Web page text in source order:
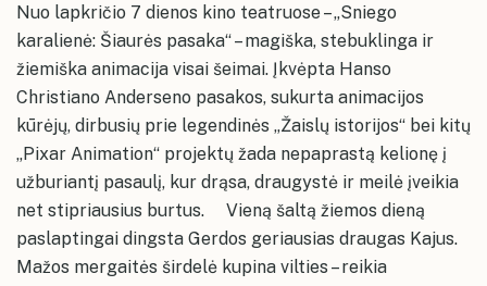
Alkiškių kultūros namai
Kultūros centro meno mėgėjų
kolektyvų repeticijų grafikai
Karjera
Įstaigos vadovas ir struktūra
erdvės
Akmenės kultūros namų erdvės
Ventos kultūros namų erdvės
Papilės kultūros namų erdvės
Kruopių kultūros namų erdvės
Alkiškių kultūros namų erdvės
Klykolių kultūros namų erdvės
Dažniausiai užduodami klausimai
Konsultavimasis su visuomene
Naujosios Akmenės kultūros rūmai
Akmenės kultūros namai
Ventos kultūros namai
Papilės kultūros namai
Kruopių kultūros namai
Alkiškių kultūros namai
Nuo lapkričio 7 dienos kino teatruose – „Sniego
karalienė: Šiaurės pasaka“ – magiška, stebuklinga ir
žiemiška animacija visai šeimai. Įkvėpta Hanso
Christiano Anderseno pasakos, sukurta animacijos
kūrėjų, dirbusių prie legendinės „Žaislų istorijos“ bei kitų
„Pixar Animation“ projektų žada nepaprastą kelionę į
užburiantį pasaulį, kur drąsa, draugystė ir meilė įveikia
net stipriausius burtus. Vieną šaltą žiemos dieną
paslaptingai dingsta Gerdos geriausias draugas Kajus.
Mažos mergaitės širdelė kupina vilties – reikia